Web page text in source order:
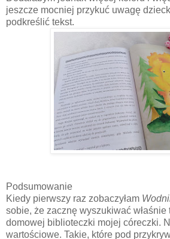
jeszcze mocniej przykuć uwagę
podkreślić tekst.
Podsumowanie
Kiedy pierwszy raz zobaczyłam
sobie, że zacznę wyszukiwać
domowej biblioteczki mojej córeczki.
wartościowe. Takie, które pod